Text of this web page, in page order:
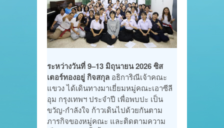
ระหว่างวันที่ 9–13 มิถุนายน 2026 ซิส
เตอร์ทองอยู่ กิจสกุล อธิการิณีเจ้าคณะ
แขวง ได้เดินทางมาเยี่ยมหมู่คณะเอาซีลี
อุม กรุงเทพฯ ประจำปี เพื่อพบปะ เป็น
ขวัญ-กำลังใจ ก้าวเดินไปด้วยกันตาม
ภารกิจของหมู่คณะ และติดตามความ